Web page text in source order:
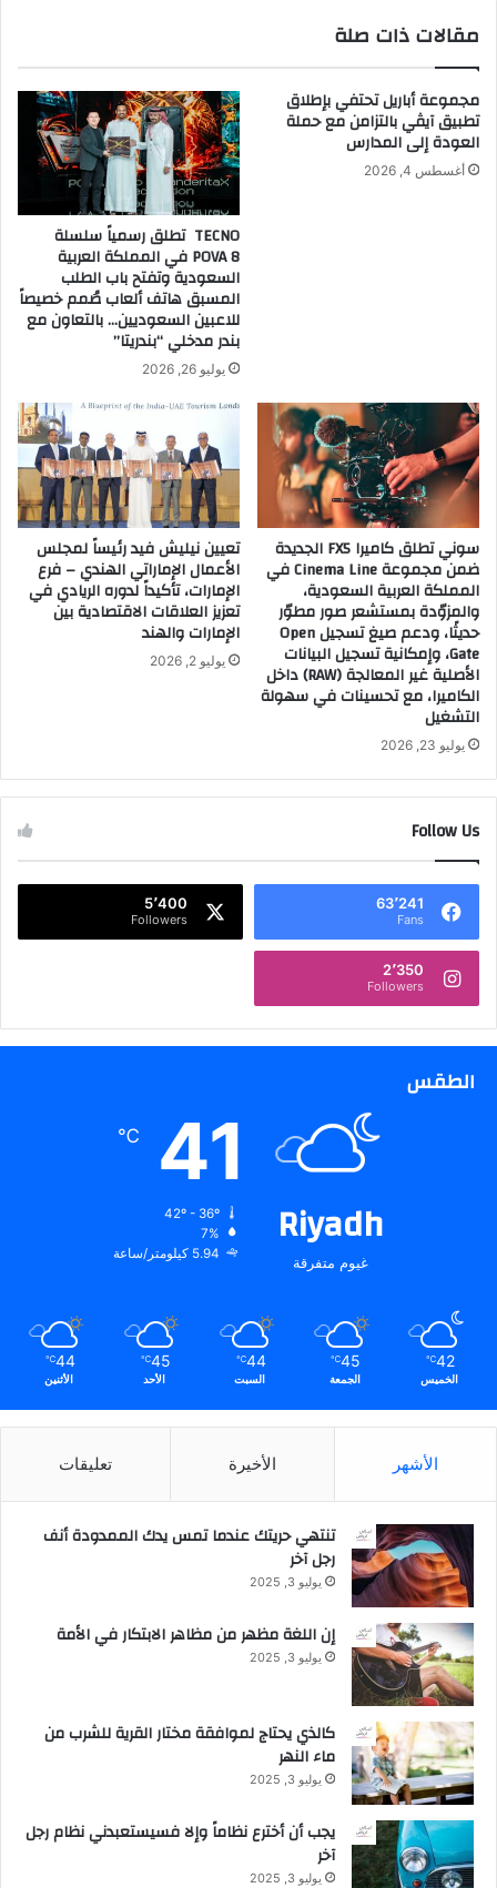
حملة
مقالات ذات صلة
مجموعة أباريل تحتفي بإطلاق
تطبيق آيڤي بالتزامن مع حملة
العودة إلى المدارس
أغسطس 4, 2026
TECNO تطلق رسمياً سلسلة
POVA 8 في المملكة العربية
السعودية وتفتح باب الطلب
المسبق هاتف ألعاب صُمم خصيصاً
للاعبين السعوديين… بالتعاون مع
بندر مدخلي “بندريتا”
يوليو 26, 2026
سوني تطلق كاميرا FX5 الجديدة
ضمن مجموعة Cinema Line في
المملكة العربية السعودية،
والمزوّدة بمستشعر صور مطوّر
حديثًا، ودعم صيغ تسجيل Open
Gate، وإمكانية تسجيل البيانات
الأصلية غير المعالجة (RAW) داخل
الكاميرا، مع تحسينات في سهولة
التشغيل
يوليو 23, 2026
تعيين نيليش فيد رئيساً لمجلس
الأعمال الإماراتي الهندي – فرع
الإمارات، تأكيداً لدوره الريادي في
تعزيز العلاقات الاقتصادية بين
الإمارات والهند
يوليو 2, 2026
Follow Us
63٬241
Fans
5٬400
Followers
2٬350
Followers
الطقس
Riyadh
غيوم متفرقة
41
℃
7%
5.94 كيلومتر/ساعة
42
℃
الخميس
45
℃
الجمعة
44
℃
السبت
45
℃
الأحد
44
℃
الأثنين
الأشهر الأخيرة تعليقات
تنتهي حريتك عندما تمس يدك الممدودة أنف
رجل آخر
يوليو 3, 2025
إن اللغة مظهر من مظاهر الابتكار في الأمة
يوليو 3, 2025
كالذي يحتاج لموافقة مختار القرية للشرب من
ماء النهر
يوليو 3, 2025
يجب أن أخترع نظاماً وإلا فسيستعبدني نظام رجل
آخر
يوليو 3, 2025